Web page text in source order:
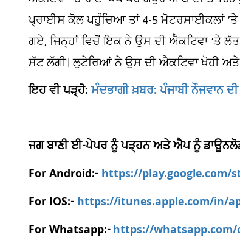
ਪ੍ਰਾਈਸ ਕੋਲ ਪਹੁੰਚਿਆ ਤਾਂ 4-5 ਮੋਟਰਸਾਈਕਲਾਂ
ਗਏ, ਜਿਨ੍ਹਾਂ ਵਿਚੋਂ ਇਕ ਨੇ ਉਸ ਦੀ ਐਕਟਿਵਾ ’ਤੇ
ਸੱਟ ਲੱਗੀ। ਲੁਟੇਰਿਆਂ ਨੇ ਉਸ ਦੀ ਐਕਟਿਵਾ ਖੋਹੀ
ਇਹ ਵੀ ਪੜ੍ਹੋ:ਮੰਦਭਾਗੀ ਖ਼ਬਰ: ਪੰਜਾਬੀ ਨੌਜਵਾਨ
ਜਗ ਬਾਣੀ ਈ-ਪੇਪਰ ਨੂੰ ਪੜ੍ਹਨ ਅਤੇ ਐਪ ਨੂੰ
For Android:-https://play.google.com/
For IOS:-https://itunes.apple.com/in/
For Whatsapp:-https://whatsapp.com/